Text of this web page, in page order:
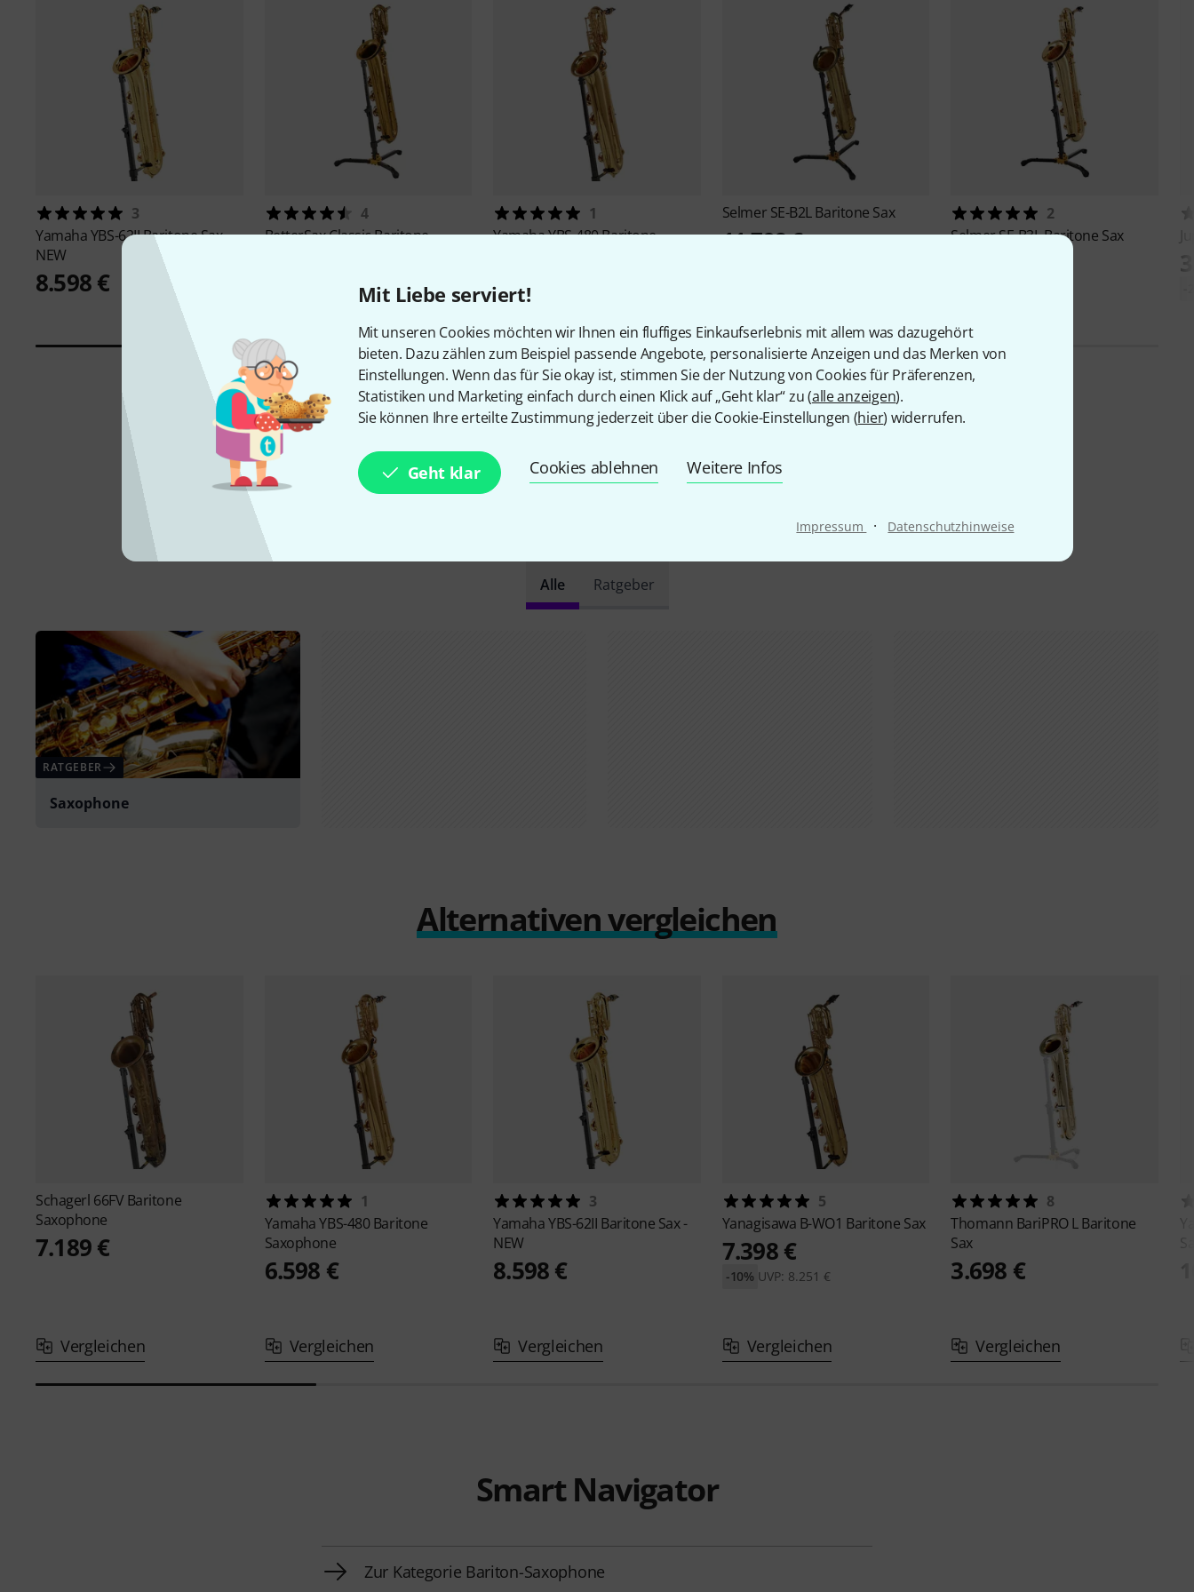
Mit Liebe serviert!
Mit unseren Cookies möchten wir Ihnen ein fluffiges Einkaufserlebnis mit allem was dazugehört
bieten. Dazu zählen zum Beispiel passende Angebote, personalisierte Anzeigen und das Merken von
Einstellungen. Wenn das für Sie okay ist, stimmen Sie der Nutzung von Cookies für Präferenzen,
Statistiken und Marketing einfach durch einen Klick auf „Geht klar“ zu (alle anzeigen).
Sie können Ihre erteilte Zustimmung jederzeit über die Cookie-Einstellungen (hier) widerrufen.
Geht klar Cookies ablehnen Weitere Infos
Impressum · Datenschutzhinweise
3
YamahaYBS-62II Baritone Sax -
NEW
8.598 €
4
BetterSaxClassic Baritone
1
YamahaYBS-480 Baritone
6.598 €
Selmer SE-B2L Baritone Sax
11.798 €
2
SelmerSE-B3L Baritone Sax
Alle Ratgeber
RATGEBER
Saxophone
Alternativen vergleichen
Schagerl 66FV Baritone
Saxophone
7.189 €
Vergleichen
1
YamahaYBS-480 Baritone
Saxophone
6.598 €
Vergleichen
3
YamahaYBS-62II Baritone Sax -
NEW
8.598 €
Vergleichen
5
Yanagisawa B-WO1 Baritone Sax
7.398 €
UVP: 8.251 €
-10%
Vergleichen
8
Thomann BariPRO L Baritone
Sax
3.698 €
Vergleichen
Smart Navigator
Zur Kategorie Bariton-Saxophone